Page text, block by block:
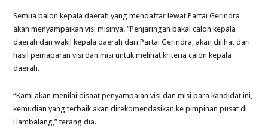
Semua balon kepala daerah yang mendaftar lewat Partai Gerindra
akan menyampaikan visi misinya. “Penjaringan bakal calon kepala
daerah dan wakil kepala daerah dari Partai Gerindra, akan dilihat dari
hasil pemaparan visi dan misi untuk melihat kriteria calon kepala
daerah.
“Kami akan menilai disaat penyampaian visi dan misi para kandidat ini,
kemudian yang terbaik akan direkomendasikan ke pimpinan pusat di
Hambalang,” terang dia.